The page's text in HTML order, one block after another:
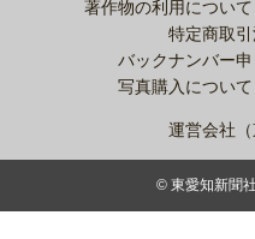
著作物の利用について
特定商取
バックナンバー
写真購入について
運営会社（
© 東愛知新聞